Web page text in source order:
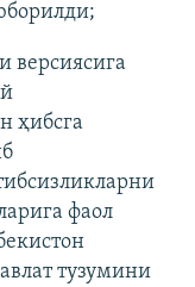
версиясига
ҳибсга
фаол
тузумини